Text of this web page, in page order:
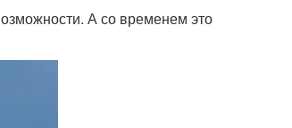
А со временем это